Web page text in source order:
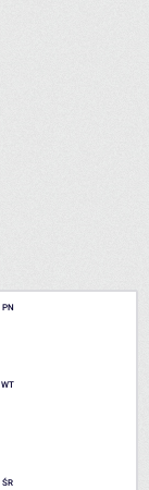
PN
WT
ŚR